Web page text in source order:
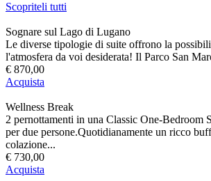
Scopriteli tutti
Sognare sul Lago di Lugano
Le diverse tipologie di suite offrono la
l'atmosfera da voi desiderata! Il Parco San
€ 870,00
Acquista
Wellness Break
2 pernottamenti in una Classic One-Bedroom
per due persone.Quotidianamente un ricco
colazione...
€ 730,00
Acquista